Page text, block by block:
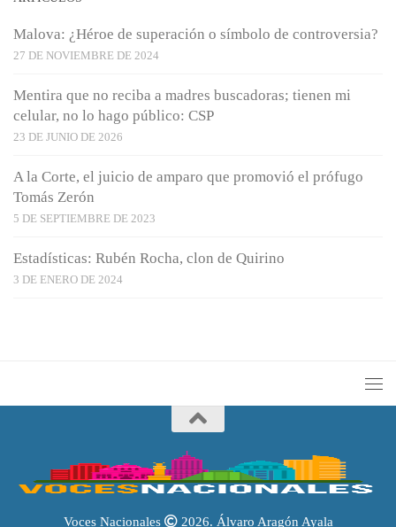
Malova: ¿Héroe de superación o símbolo de controversia?
27 DE NOVIEMBRE DE 2024
Mentira que no reciba a madres buscadoras; tienen mi
celular, no lo hago público: CSP
23 DE JUNIO DE 2026
A la Corte, el juicio de amparo que promovió el prófugo
Tomás Zerón
5 DE SEPTIEMBRE DE 2023
Estadísticas: Rubén Rocha, clon de Quirino
3 DE ENERO DE 2024
Voces Nacionales 2026. Álvaro Aragón Ayala